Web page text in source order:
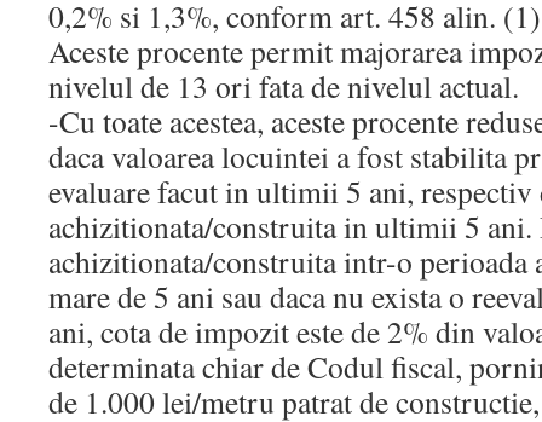
0,2% si 1,3%, conform art. 458 alin.
Aceste procente permit majorarea
nivelul de 13 ori fata de nivelul actual.
-Cu toate acestea, aceste procente
daca valoarea locuintei a fost stabilita
evaluare facut in ultimii 5 ani, respectiv
achizitionata/construita in ultimii 5 ani.
achizitionata/construita intr-o perioada
mare de 5 ani sau daca nu exista o
ani, cota de impozit este de 2% din
determinata chiar de Codul fiscal,
de 1.000 lei/metru patrat de